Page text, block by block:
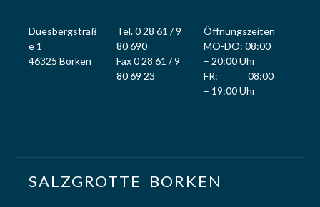
Duesbergstraß
e 1
46325 Borken
Tel. 0 28 61 / 9
80 690
Fax 0 28 61 / 9
80 69 23
Öffnungszeiten
MO-DO: 08:00
– 20:00 Uhr
FR: 08:00
– 19:00 Uhr
SALZGROTTE BORKEN